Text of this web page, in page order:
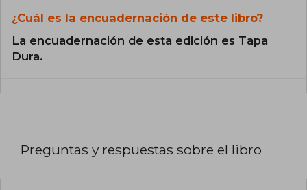
¿Cuál es la encuadernación de este libro?
La encuadernación de esta edición es Tapa
Dura.
Preguntas y respuestas sobre el libro